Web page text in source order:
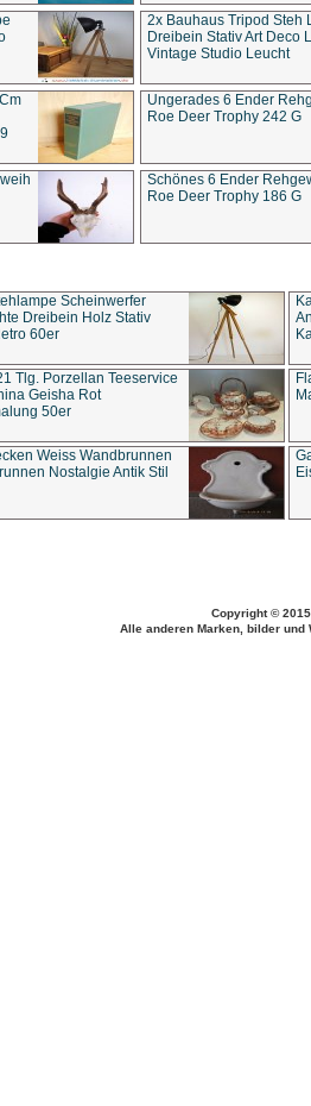
2x Bauhaus Tripod Steh
Dreibein Stativ Art Deco
Vintage Studio Leucht
Ungerades 6 Ender
Roe Deer Trophy 242 G
Schönes 6 Ender
Roe Deer Trophy 186 G
Scheinwerfer
Dreibein Holz Stativ
60er
Tlg. Porzellan Teeservice
Geisha Rot
50er
Weiss Wandbrunnen
Nostalgie Antik Stil
Copyright ©
Alle anderen Marken, bilder und